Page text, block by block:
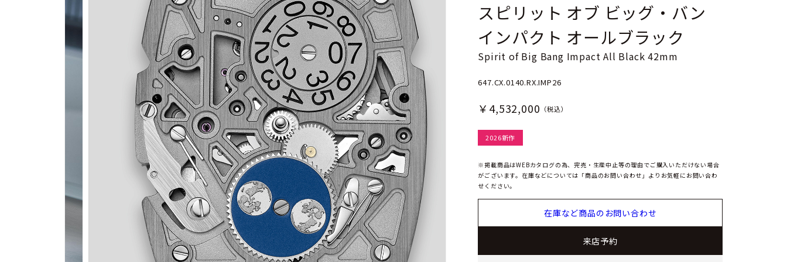
スピリット オブ ビッグ・バン
インパクト オールブラック
Spirit of Big Bang Impact All Black 42mm
647.CX.0140.RX.IMP26
￥4,532,000 （税込）
2026新作
※掲載商品はWEBカタログの為、完売・生産中止等の理由でご購入いただけない場合
がございます。在庫などについては「商品のお問い合わせ」よりお気軽にお問い合わ
せください。
在庫など商品のお問い合わせ
来店予約